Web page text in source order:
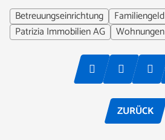
Betreuungseinrichtung
Familiengeld
Patrizia Immobilien AG
Wohnungen
ZURÜCK